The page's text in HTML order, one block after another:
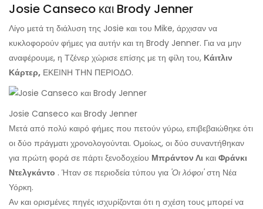
Josie Canseco και Brody Jenner
Λίγο μετά τη διάλυση της Josie και του Mike, άρχισαν να
κυκλοφορούν φήμες για αυτήν και τη Brody Jenner. Για να μην
αναφέρουμε, η Τζένερ χώρισε επίσης με τη φίλη του, Κάιτλιν
Κάρτερ, ΕΚΕΙΝΗ ΤΗΝ ΠΕΡΙΟΔΟ.
Josie Canseco και Brody Jenner
Μετά από πολύ καιρό φήμες που πετούν γύρω, επιβεβαιώθηκε ότι
οι δύο πράγματι χρονολογούνται. Ομοίως, οι δύο συναντήθηκαν
για πρώτη φορά σε πάρτι ξενοδοχείου Μπράντον Λι και Φράνκι
Ντελγκάντο . Ήταν σε περιοδεία τύπου για 'Οι λόφοι'στη Νέα
Υόρκη.
Αν και ορισμένες πηγές ισχυρίζονται ότι η σχέση τους μπορεί να